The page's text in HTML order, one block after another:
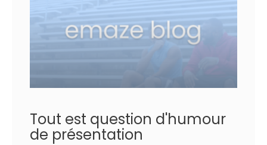
Tout est question d'humour
de présentation